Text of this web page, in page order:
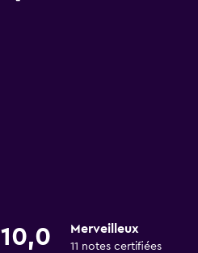
10,0 Merveilleux
11 notes certifiées